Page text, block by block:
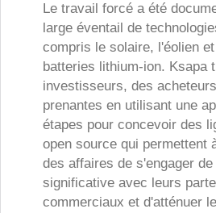
Le travail forcé a été
large éventail de
compris le solaire, l'éolien
batteries lithium-ion. Ksapa
investisseurs, des
prenantes en utilisant une
étapes pour concevoir des
open source qui permettent
des affaires de s'engager
significative avec leurs
commerciaux et d'atténuer